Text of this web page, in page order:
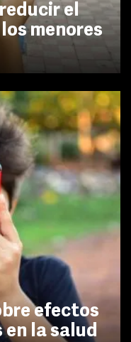
el
menores
efectos
en la salud